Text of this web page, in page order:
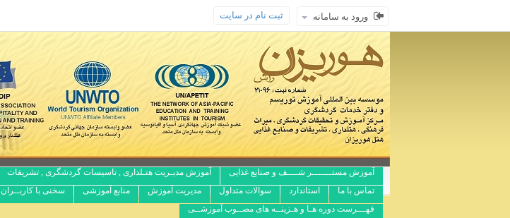
ورود به سامانه ثبت نام در سایت
آموزش مستـــــــر شــــف و صنایع غذایی آموزش مدیـریت هتـلداری , تاسیسات گردشگری , تشریفات
تماس با ما
استاندارد سوالات متداول مدیریت آموزش منابع آموزشی سخنی با کاربــران
فهـــرست دوره هـا و هـزینــه های مصــوب آموزشــی